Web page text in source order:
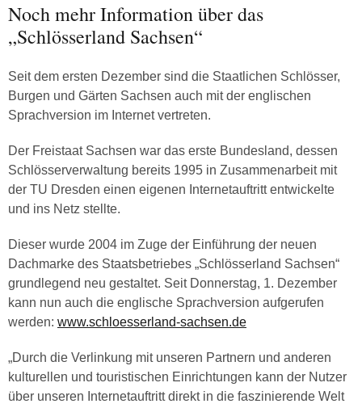
Noch mehr Information über das
„Schlösserland Sachsen“
Seit dem ersten Dezember sind die Staatlichen Schlösser,
Burgen und Gärten Sachsen auch mit der englischen
Sprachversion im Internet vertreten.
Der Freistaat Sachsen war das erste Bundesland, dessen
Schlösserverwaltung bereits 1995 in Zusammenarbeit mit
der TU Dresden einen eigenen Internetauftritt entwickelte
und ins Netz stellte.
Dieser wurde 2004 im Zuge der Einführung der neuen
Dachmarke des Staatsbetriebes „Schlösserland Sachsen“
grundlegend neu gestaltet. Seit Donnerstag, 1. Dezember
kann nun auch die englische Sprachversion aufgerufen
werden: www.schloesserland-sachsen.de
„Durch die Verlinkung mit unseren Partnern und anderen
kulturellen und touristischen Einrichtungen kann der Nutzer
über unseren Internetauftritt direkt in die faszinierende Welt